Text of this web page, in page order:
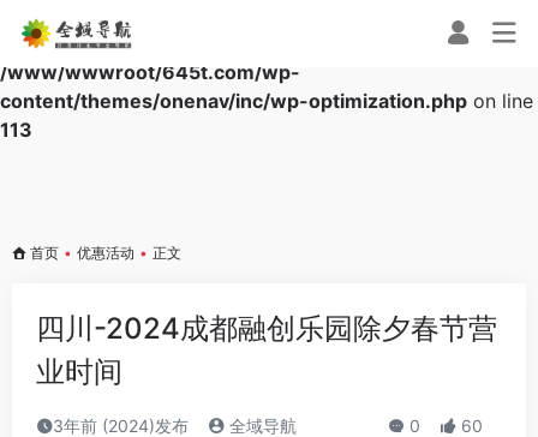
Warning: Array to string conversion in
/www/wwwroot/645t.com/wp-
content/themes/onenav/inc/wp-optimization.php on line
113
首页 • 优惠活动 • 正文
四川-2024成都融创乐园除夕春节营
业时间
3年前 (2024)发布 全域导航 0 60